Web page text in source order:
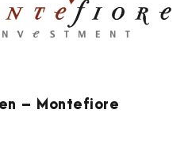
– Montefiore